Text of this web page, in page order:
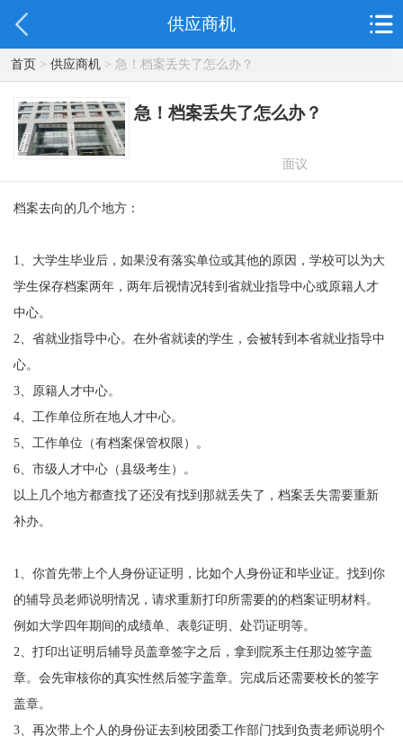
供应商机
首页> 供应商机> 急！档案丢失了怎么办？
急！档案丢失了怎么办？
面议
档案去向的几个地方：
1、大学生毕业后，如果没有落实单位或其他的原因，学校可以为大
学生保存档案两年，两年后视情况转到省就业指导中心或原籍人才
中心。
2、省就业指导中心。在外省就读的学生，会被转到本省就业指导中
心。
3、原籍人才中心。
4、工作单位所在地人才中心。
5、工作单位（有档案保管权限）。
6、市级人才中心（县级考生）。
以上几个地方都查找了还没有找到那就丢失了，档案丢失需要重新
补办。
1、你首先带上个人身份证证明，比如个人身份证和毕业证。找到你
的辅导员老师说明情况，请求重新打印所需要的的档案证明材料。
例如大学四年期间的成绩单、表彰证明、处罚证明等。
2、打印出证明后辅导员盖章签字之后，拿到院系主任那边签字盖
章。会先审核你的真实性然后签字盖章。完成后还需要校长的签字
盖章。
3、再次带上个人的身份证去到校团委工作部门找到负责老师说明个